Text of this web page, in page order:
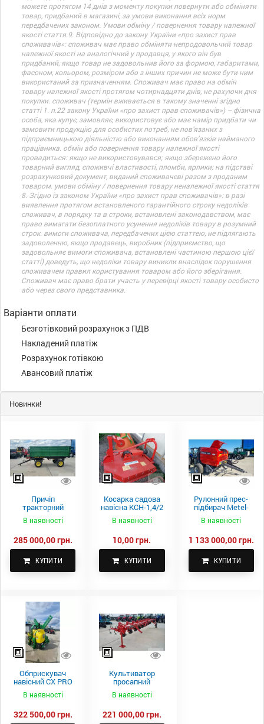
можете протягом 14 днів з моменту покупки повернути або обміняти
товар, придбаний в магазині, за умови виконання всіх норм
передбачених законом. Умови обміну / повернення товару належної
якості стаття 9. Відповідно до закону України «про захист прав
споживачів»: споживач має право обміняти непродовольчий товар
належної якості на аналогічний у продавця, у якого він був
придбаний, якщо товар не задовольнив його за формою, габаритами,
фасоном, кольором, розміром або з інших причин не може бути ним
використаний за призначенням. Споживач має право на обмін
товару належної якості протягом чотирнадцяти днів, не рахуючи дня
покупки. споживач (термін вживається в такому значенні згідно
статті 1. п.22 закону України «про захист прав споживачів») – фізична
особа, яка купує, замовляє, використовує або має намір придбати чи
замовити продукцію для особистих потреб, не пов’язаних з
підприємницькою діяльністю або виконанням обов’язків найманого
працівника. обмін або повернення товару належної якості
провадиться: якщо не використовувався; якщо збережено його
товарний вигляд, споживчі властивості, пломби, ярлики; на підставі
розрахунковий документ, виданий споживачеві разом з проданим
товаром. умови обміну / повернення товару неналежної якості стаття
8. Згідно із законом України «про захист прав споживачів»: в разі
виявлення протягом встановленого гарантійного строку недоліків
споживач, в порядку та в строки, встановлені законодавством, має
право вимагати безоплатного усунення недоліків товару в розумний
строк. вимоги споживача, передбачених цією статтею, не підлягають
задоволенню, якщо продавець, виробник (підприємство, що
задовольняє вимоги споживача, встановлені частиною першою цієї
статті) доведуть, що недоліки товару виникли внаслідок порушення
споживачем правил користування товаром або його зберігання.
Споживач має право брати участь у перевірці якості товару особисто
або через свого представника.
Варіанти оплати
Безготівковий розрахунок з ПДВ
Накладений платіж
Розрахунок готівкою
Авансовий платіж
Новинки!
Причіп
тракторний
самоскидний
Spike 2 ПТС-4
В наявності
285 000,00 грн.
КУПИТИ
Косарка садова
навісна КСН-1,4/2
В наявності
10,00 грн.
КУПИТИ
Рулонний прес-
підбирач Metel-
Fach Z 587
В наявності
1 133 000,00 грн.
КУПИТИ
Обприскувач
навісний CX PRO
В наявності
322 500,00 грн.
Культиватор
просапний
КПН-5,6-05
В наявності
221 000,00 грн.